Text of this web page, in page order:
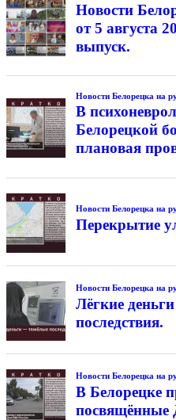
Новости
от 5 августа
выпуск.
Новости Белорецка на
В
Белорецкой
плановая
Новости Белорецка на
Перекрытие
Новости Белорецка на
Лёгкие
последствия.
Новости Белорецка на
В Белорецке